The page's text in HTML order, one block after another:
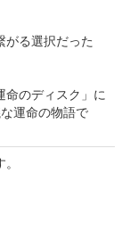
がる選択だった
命のディスク」に
運命の物語で